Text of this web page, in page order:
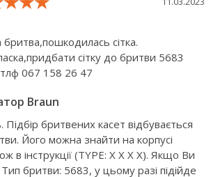
сітка.
сітку до бритви 5683
067 158 26 47
Braun
бритвених касет відбувається
Його можна знайти на корпусі
в інструкції (TYPE: X X X X). Якщо Ви
бритви: 5683, у цьому разі підійде